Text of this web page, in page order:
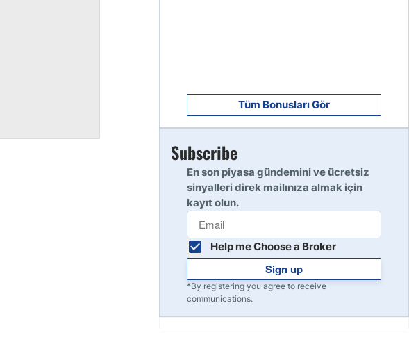
10
Tüm Bonusları Gör
Subscribe
En son piyasa gündemini ve ücretsiz
sinyalleri direk mailınıza almak için
kayıt olun.
Help me Choose a Broker
Sign up
*By registering you agree to receive
communications.